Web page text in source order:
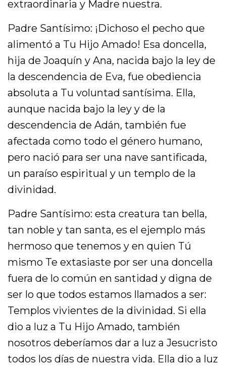
extraordinaria y Madre nuestra.
Padre Santísimo: ¡Dichoso el pecho que
alimentó a Tu Hijo Amado! Esa doncella,
hija de Joaquín y Ana, nacida bajo la ley de
la descendencia de Eva, fue obediencia
absoluta a Tu voluntad santísima. Ella,
aunque nacida bajo la ley y de la
descendencia de Adán, también fue
afectada como todo el género humano,
pero nació para ser una nave santificada,
un paraíso espiritual y un templo de la
divinidad.
Padre Santísimo: esta creatura tan bella,
tan noble y tan santa, es el ejemplo más
hermoso que tenemos y en quien Tú
mismo Te extasiaste por ser una doncella
fuera de lo común en santidad y digna de
ser lo que todos estamos llamados a ser:
Templos vivientes de la divinidad. Si ella
dio a luz a Tu Hijo Amado, también
nosotros deberíamos dar a luz a Jesucristo
todos los días de nuestra vida. Ella dio a luz